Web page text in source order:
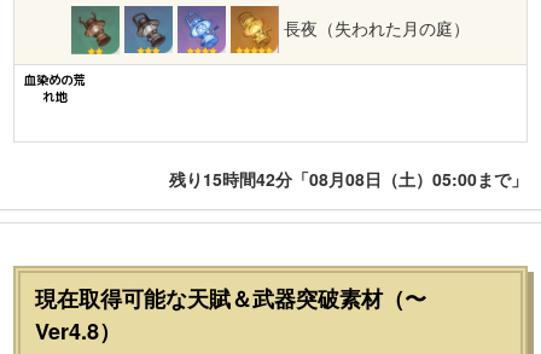
長夜（失われた月の庭）
血染めの荒
れ地
残り15時間42分「08月08日（土）05:00まで」
現在取得可能な天賦＆武器突破素材（〜
Ver4.8）